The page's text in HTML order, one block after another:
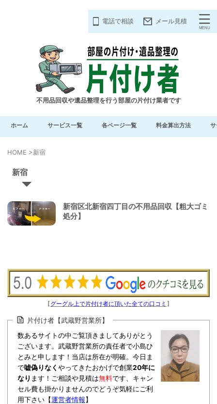
電話で相談 メール見積
不用品回収や遺品整理を行う部屋の片付け業者です
ホーム サービス一覧 各ページ一覧 料金算出方法
HOME >新宿
新宿
新宿区北新宿四丁目の不用品回収【粗大ゴミ
処分】
【グーグル上で片付け者に頂いた全ての口コミ 】
片付け者【武蔵野営業所】
数あるサイトの中ご覧頂きましてありがとう
ございます。武蔵野営業所の責任者で小島ひ
とみと申します！当店は所在が明確。今日ま
で嘘偽りなく やってきたおかげで創業20年に
なり ます！ご相談や見積は無料です、キャン
セル費も掛かりませんのでどうぞ気軽にご利
用下さい【運営者情報】